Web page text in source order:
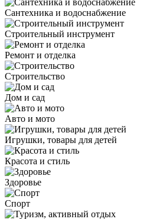
Сантехника и водоснабжение
Строительный инструмент
Ремонт и отделка
Строительство
Дом и сад
Авто и мото
Игрушки, товары для детей
Красота и стиль
Здоровье
Спорт